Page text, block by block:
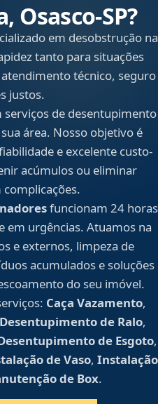
Osasco‑SP?
em desobstrução na
tanto para situações
técnico, seguro
justos.
de desentupimento
área. Nosso objetivo é
e excelente custo-
acúmulos ou eliminar
funcionam 24 horas
em urgências. Atuamos na
e externos, limpeza de
acumulados e soluções
do seu imóvel.
Caça Vazamento,
Desentupimento de Ralo,
de Esgoto,
de Vaso, Instalação
de Box.